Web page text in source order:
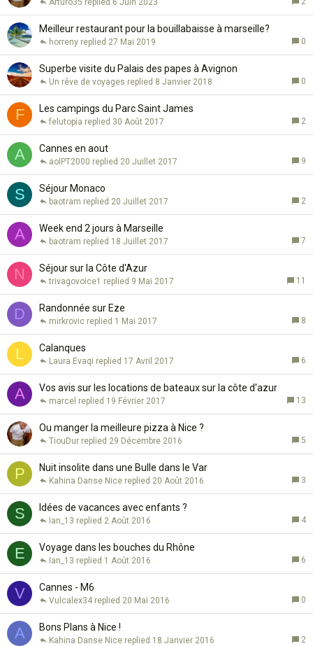
t
t
t
Meilleur restaurant pour la bouillabaisse à marseille?
0
27 Mai 2019
horreny
Superbe visite du Palais des papes à Avignon
0
8 Janvier 2018
Un rêve de voyages
F Les campings du Parc Saint James
2
30 Août 2017
felutopia
A Cannes en aout
9
20 Juillet 2017
aolPT2000
S Séjour Monaco
2
20 Juillet 2017
baotram
A Week end 2 jours à Marseille
7
18 Juillet 2017
baotram
N Séjour sur la Côte d'Azur
11
9 Mai 2017
trivagovoice1
D Randonnée sur Eze
8
1 Mai 2017
mirkrovic
L Calanques
6
17 Avril 2017
Laura Evaqi
A Vos avis sur les locations de bateaux sur la côte d'azur
13
19 Février 2017
marcel
Ou manger la meilleure pizza à Nice ?
5
29 Décembre 2016
TiouDur
P Nuit insolite dans une Bulle dans le Var
3
20 Août 2016
Kahina Danse Nice
S Idées de vacances avec enfants ?
4
2 Août 2016
Ian_13
E Voyage dans les bouches du Rhône
6
1 Août 2016
Ian_13
V Cannes - M6
0
20 Mai 2016
Vulcalex34
A Bons Plans à Nice !
2
18 Janvier 2016
Kahina Danse Nice